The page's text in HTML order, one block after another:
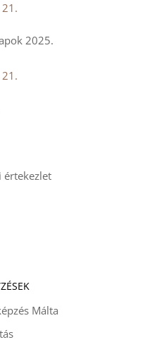
2025.
értekezlet
Málta